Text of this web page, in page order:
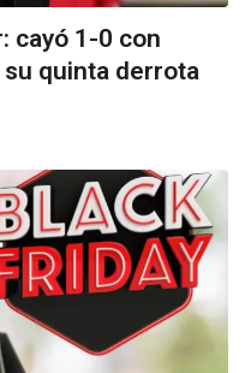
cayó 1-0 con
quinta derrota